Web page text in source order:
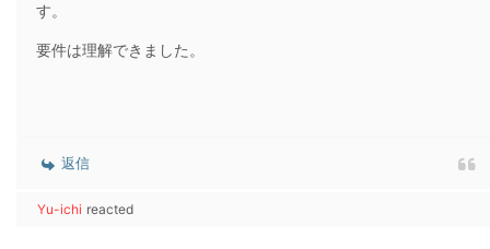
す。
要件は理解できました。
返信
Yu-ichi reacted